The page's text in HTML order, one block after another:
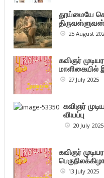
தூய்மையே
திருவள்ளுவன்
25 August
கவிஞர்
மாளிகையில்
27 July 2025
கவிஞர்
வியப்பு
20 July 2025
கவிஞர்
13 July 2025